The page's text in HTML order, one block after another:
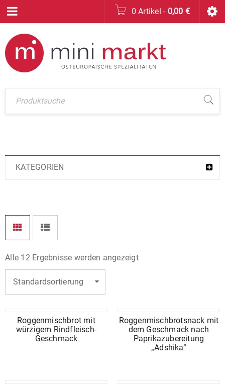
0 Artikel - 0,00 €
KATEGORIEN
Alle 12 Ergebnisse werden angezeigt
Standardsortierung
Roggenmischbrot mit
würzigem Rindfleisch-
Geschmack
Roggenmischbrotsnack mit
dem Geschmack nach
Paprikazubereitung
„Adshika“